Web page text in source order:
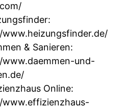
& Sanieren:
und-
Online: